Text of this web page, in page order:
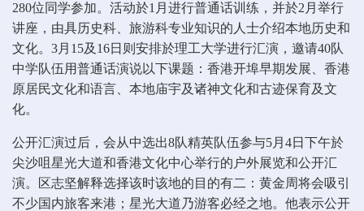
280位同学参加。活动於1月进行普通话训练，并於2月举行
讲座，由具历史科、旅游科专业知识的人士介绍本地历史和
文化。3月15及16日则安排於理工大学进行汇演，邀请40队
中学队伍用普通话演说以下课题：香港开埠早期发展、香港
原居民文化和语言、本地庙宇及诸神文化和古迹保育及文
化。
公开汇演过后，会从中选出8队精英队伍参与5月4日下午於
尖沙咀星光大道和香港文化中心举行的户外展览和公开汇
演。区志坚解释选择该时该地的目的有二：黄金周将会吸引
不少国内旅客来港；星光大道乃游客必经之地。他表示公开